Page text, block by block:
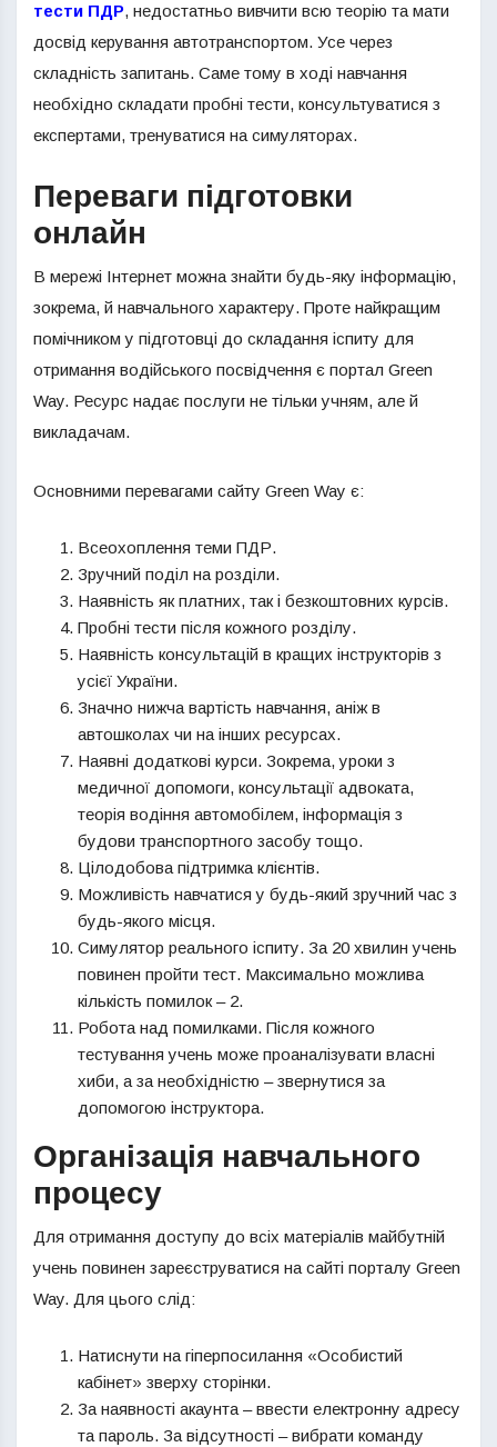
тести ПДР, недостатньо вивчити всю теорію та мати
досвід керування автотранспортом. Усе через
складність запитань. Саме тому в ході навчання
необхідно складати пробні тести, консультуватися з
експертами, тренуватися на симуляторах.
Переваги підготовки
онлайн
В мережі Інтернет можна знайти будь-яку інформацію,
зокрема, й навчального характеру. Проте найкращим
помічником у підготовці до складання іспиту для
отримання водійського посвідчення є портал Green
Way. Ресурс надає послуги не тільки учням, але й
викладачам.
Основними перевагами сайту Green Way є:
Всеохоплення теми ПДР.
Зручний поділ на розділи.
Наявність як платних, так і безкоштовних курсів.
Пробні тести після кожного розділу.
Наявність консультацій в кращих інструкторів з
усієї України.
Значно нижча вартість навчання, аніж в
автошколах чи на інших ресурсах.
Наявні додаткові курси. Зокрема, уроки з
медичної допомоги, консультації адвоката,
теорія водіння автомобілем, інформація з
будови транспортного засобу тощо.
Цілодобова підтримка клієнтів.
Можливість навчатися у будь-який зручний час з
будь-якого місця.
Симулятор реального іспиту. За 20 хвилин учень
повинен пройти тест. Максимально можлива
кількість помилок – 2.
Робота над помилками. Після кожного
тестування учень може проаналізувати власні
хиби, а за необхідністю – звернутися за
допомогою інструктора.
Організація навчального
процесу
Для отримання доступу до всіх матеріалів майбутній
учень повинен зареєструватися на сайті порталу Green
Way. Для цього слід:
Натиснути на гіперпосилання «Особистий
кабінет» зверху сторінки.
За наявності акаунта – ввести електронну адресу
та пароль. За відсутності – вибрати команду